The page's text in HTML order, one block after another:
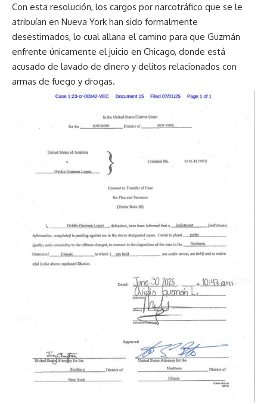
Con esta resolución, los cargos por narcotráfico que se le
atribuían en Nueva York han sido formalmente
desestimados, lo cual allana el camino para que Guzmán
enfrente únicamente el juicio en Chicago, donde está
acusado de lavado de dinero y delitos relacionados con
armas de fuego y drogas.